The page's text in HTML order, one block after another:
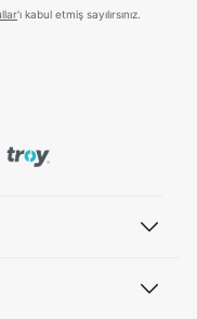
'ı kabul etmiş sayılırsınız.